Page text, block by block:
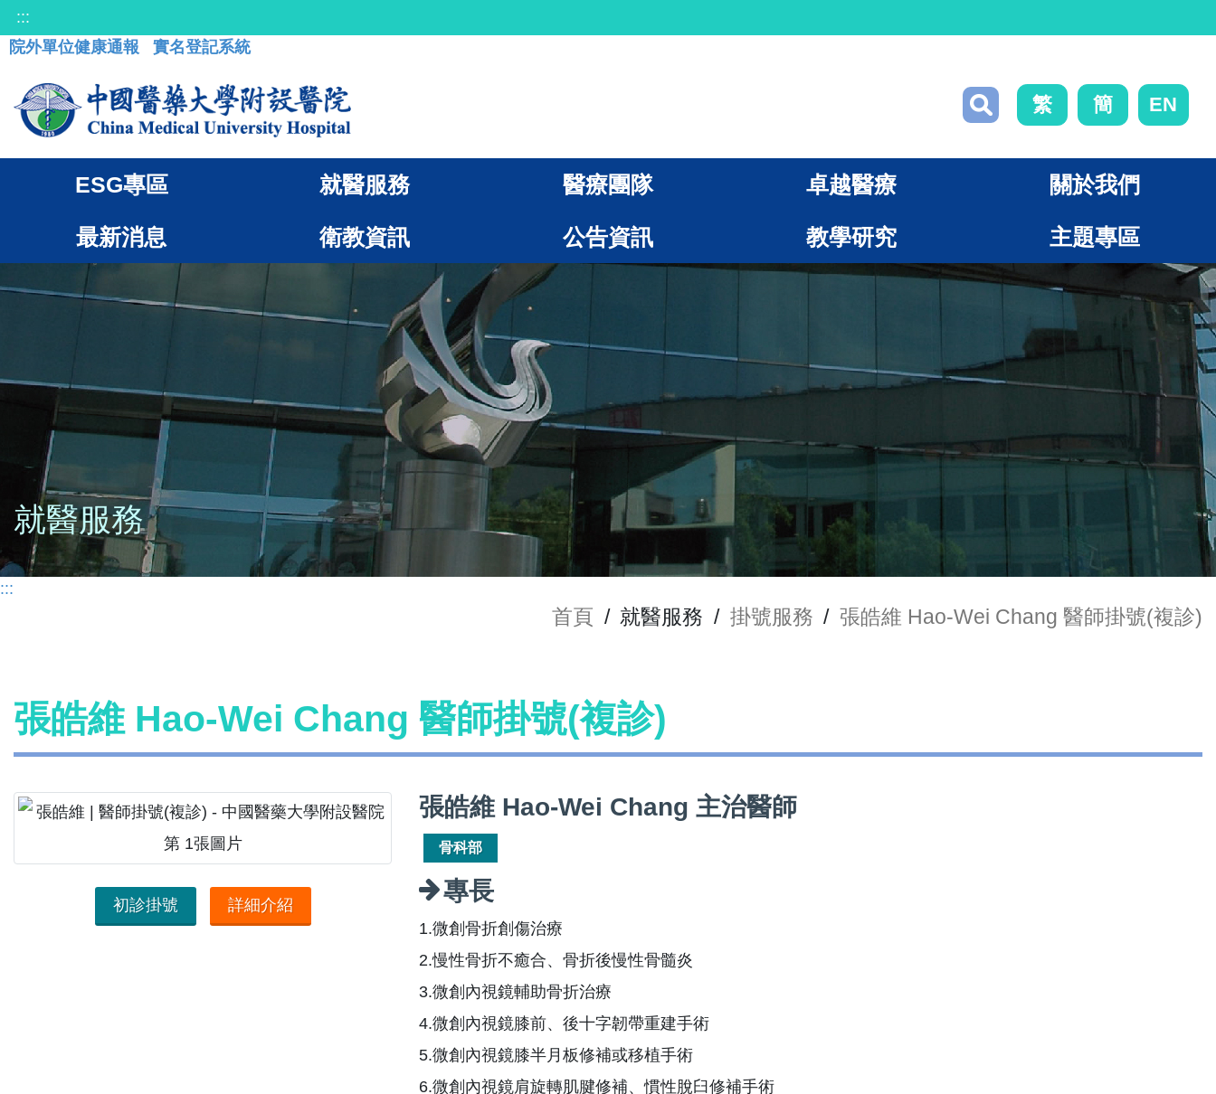
:::
院外單位健康通報
實名登記系統
繁 簡 EN
ESG專區 就醫服務 醫療團隊 卓越醫療 關於我們
最新消息 衛教資訊 公告資訊 教學研究 主題專區
就醫服務
:::
首頁 / 就醫服務 / 掛號服務 / 張皓維 Hao-Wei Chang 醫師掛號(複診)
張皓維 Hao-Wei Chang 醫師掛號(複診)
初診掛號 詳細介紹
張皓維 Hao-Wei Chang 主治醫師
骨科部
專長
1.微創骨折創傷治療
2.慢性骨折不癒合、骨折後慢性骨髓炎
3.微創內視鏡輔助骨折治療
4.微創內視鏡膝前、後十字韌帶重建手術
5.微創內視鏡膝半月板修補或移植手術
6.微創內視鏡肩旋轉肌腱修補、慣性脫臼修補手術